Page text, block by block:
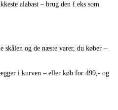
alabast – brug den f.eks som
skålen og de næste varer, du køber –
i kurven – eller køb for 499,- og